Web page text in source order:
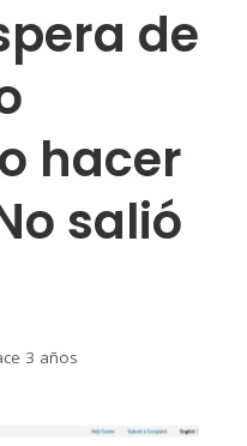
de
hacer
salió
3 años